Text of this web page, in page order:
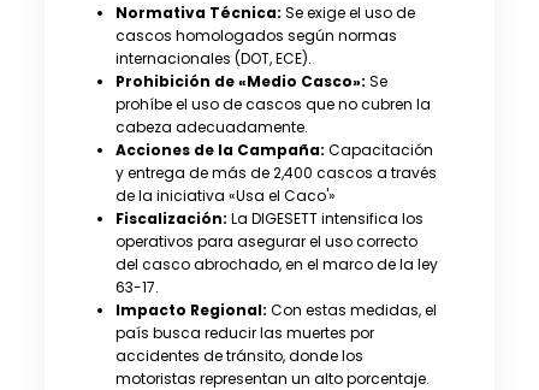
Normativa Técnica: Se exige el uso de
cascos homologados según normas
internacionales (DOT, ECE).
Prohibición de «Medio Casco»: Se
prohíbe el uso de cascos que no cubren la
cabeza adecuadamente.
Acciones de la Campaña: Capacitación
y entrega de más de 2,400 cascos a través
de la iniciativa «Usa el Caco'»
Fiscalización: La DIGESETT intensifica los
operativos para asegurar el uso correcto
del casco abrochado, en el marco de la ley
63-17.
Impacto Regional: Con estas medidas, el
país busca reducir las muertes por
accidentes de tránsito, donde los
motoristas representan un alto porcentaje.